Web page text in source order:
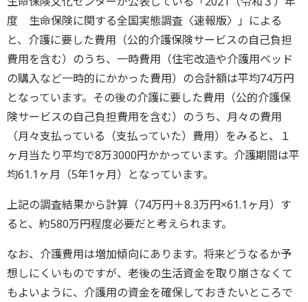
度 生命保険に関する全国実態調査〈速報版〉」による
と、介護に要した費用（公的介護保険サービスの自己負担
費用を含む）のうち、一時費用（住宅改造や介護用ベッド
の購入など一時的にかかった費用）の合計額は平均74万円
となっています。その後の介護に要した費用（公的介護保
険サービスの自己負担費用を含む）のうち、月々の費用
（月々支払っている（支払っていた）費用）をみると、１
ヶ月当たり平均で8万3000円かかっています。介護期間は平
均61.1ヶ月（5年1ヶ月）となっています。
上記の調査結果から計算（74万円＋8.3万円×61.1ヶ月）す
ると、約580万円程度必要だと考えられます。
なお、介護費用は増加傾向にあります。将来どうなるか予
想しにくいものですが、老後の生活資金を取り崩さなくて
もよいように、介護用の資金を確保しておきたいところで